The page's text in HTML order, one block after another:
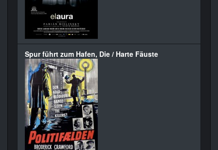
Spur führt zum Hafen, Die / Harte Fäuste